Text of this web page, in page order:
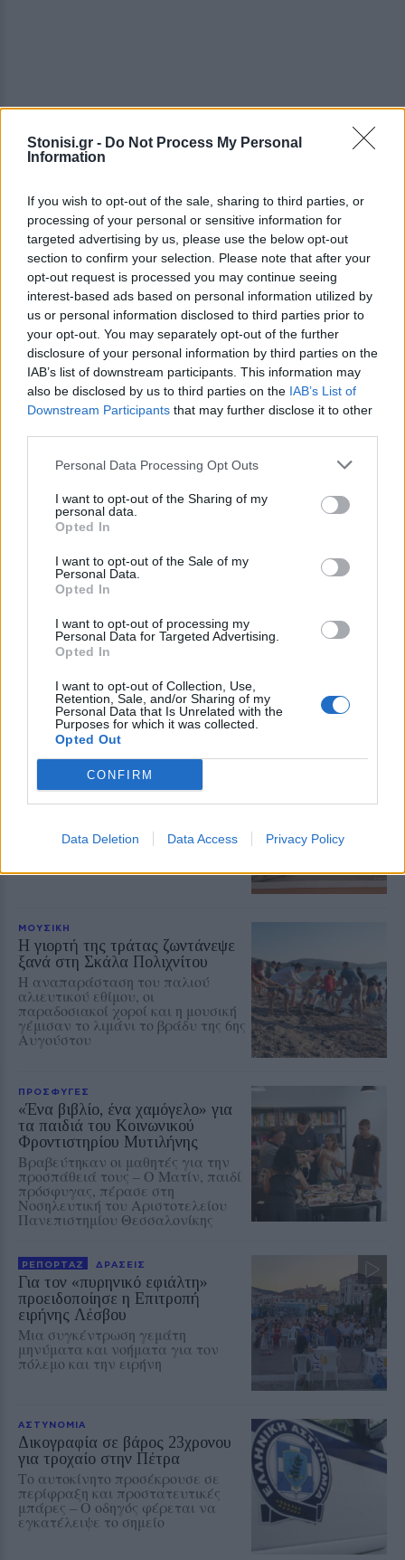
Stonisi.gr - Do Not Process My Personal
Information
If you wish to opt-out of the sale, sharing to third parties, or
processing of your personal or sensitive information for
targeted advertising by us, please use the below opt-out
section to confirm your selection. Please note that after your
opt-out request is processed you may continue seeing
interest-based ads based on personal information utilized by
us or personal information disclosed to third parties prior to
your opt-out. You may separately opt-out of the further
disclosure of your personal information by third parties on the
IAB’s list of downstream participants. This information may
also be disclosed by us to third parties on the IAB’s List of
Downstream Participants that may further disclose it to other
Personal Data Processing Opt Outs
I want to opt-out of the Sharing of my
personal data.
Opted In
I want to opt-out of the Sale of my
Personal Data.
Opted In
I want to opt-out of processing my
Personal Data for Targeted Advertising.
Opted In
I want to opt-out of Collection, Use,
Retention, Sale, and/or Sharing of my
Personal Data that Is Unrelated with the
Purposes for which it was collected.
Opted Out
CONFIRM
Data Deletion Data Access Privacy Policy
Ενημερωθείτε για το πρόγραμμα σπουδών στην
ιστοσελίδατου Τμήματος.
αναζήτησης
ΣΤΗΝ ΙΔΙΑ ΚΑΤΗΓΟΡΙΑ
ΔΡΑΣΕΙΣ
Καλοκαιρινή γιορτή για τα
παιδιά της «Κυψέλης»
Μουσική, τραγούδι και χορός στη
Ελληνικό Ερυθρό Σταυρό και την
98 ΑΔΤΕ
Στο Πανελλήνιον έκθεση
σύνδεσης του σήμερα της
Μια έκθεση διοργανωμένη από τον
Εμπορικό Σύλλογο Μυτιλήνης
ΜΟΥΣΙΚΗ
Η γιορτή της τράτας ζωντάνεψε
ξανά στη Σκάλα Πολιχνίτου
Η αναπαράσταση του παλιού
αλιευτικού εθίμου, οι
παραδοσιακοί χοροί και η μουσική
γέμισαν το λιμάνι το βράδυ της 6ης
Αυγούστου
ΠΡΟΣΦΥΓΕΣ
«Ένα βιβλίο, ένα χαμόγελο» για
τα παιδιά του Κοινωνικού
Φροντιστηρίου Μυτιλήνης
Βραβεύτηκαν οι μαθητές για την
προσπάθειά τους – Ο Ματίν, παιδί
πρόσφυγας, πέρασε στη
Νοσηλευτική του Αριστοτελείου
Πανεπιστημίου Θεσσαλονίκης
ΡΕΠΟΡΤΑΖ ΔΡΑΣΕΙΣ
Για τον «πυρηνικό εφιάλτη»
προειδοποίησε η Επιτροπή
ειρήνης Λέσβου
Μια συγκέντρωση γεμάτη
μηνύματα και νοήματα για τον
πόλεμο και την ειρήνη
ΑΣΤΥΝΟΜΙΑ
Δικογραφία σε βάρος 23χρονου
για τροχαίο στην Πέτρα
Το αυτοκίνητο προσέκρουσε σε
περίφραξη και προστατευτικές
μπάρες – Ο οδηγός φέρεται να
εγκατέλειψε το σημείο